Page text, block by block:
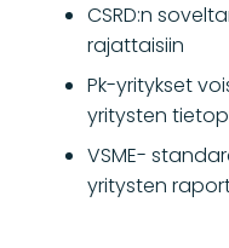
CSRD:n
rajattaisiin
Pk-yritykset
yritysten
VSME-
yritysten